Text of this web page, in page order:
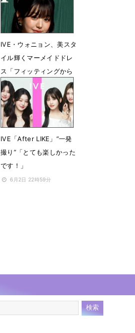
5月15日 15時31分
IVE・ウォニョン、美スタ
イル輝くマーメイドドレ
ス「フィッティングから
ドキドキ」
9月17日 09時28分
IVE「After LIKE」“一発
撮り”「とても楽しかった
です！」
6月2日 22時59分